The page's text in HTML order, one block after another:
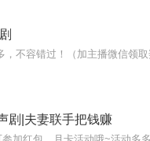
剧|夫妻联手把钱赚